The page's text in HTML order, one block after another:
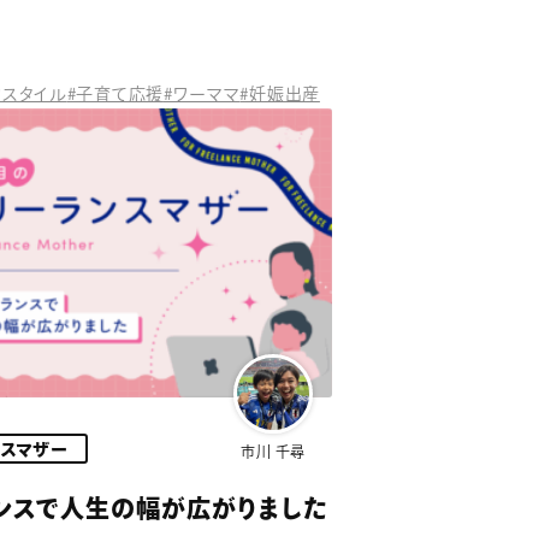
タイル#子育て応援#ワーママ#妊娠出産
市川 千尋
マザー
スで人生の幅が広がりました